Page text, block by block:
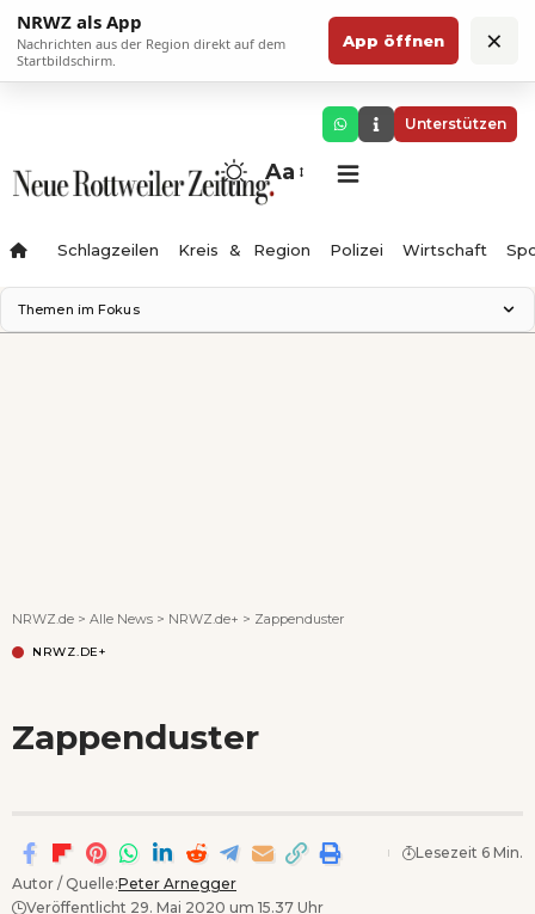
NRWZ als App
Nachrichten aus der Region direkt auf dem
Startbildschirm.
App öffnen ×
Unterstützen
Aa
Schlagzeilen Kreis & Region Polizei Wirtschaft
Themen im Fokus
NRWZ.de > Alle News > NRWZ.de+ > Zappenduster
NRWZ.DE+
Zappenduster
Autor / Quelle:Peter Arnegger
Veröffentlicht 29. Mai 2020 um 15.37 Uhr
Lesezeit 6 Min.